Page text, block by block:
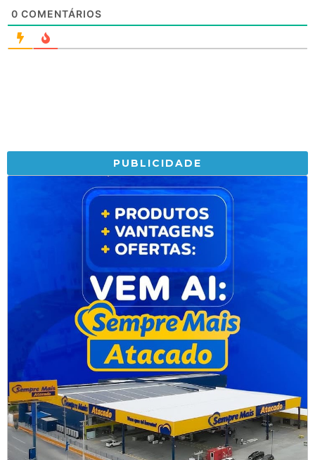
0 COMENTÁRIOS
PUBLICIDADE